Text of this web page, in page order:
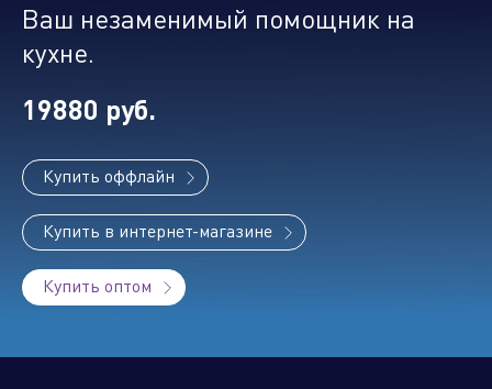
биметаллические и стальные
Оборудование для отопления и
Климатическое оборудование
Ваш незаменимый помощник на
кухне.
19880 руб.
Купить оффлайн
Купить в интернет-магазине
Купить оптом